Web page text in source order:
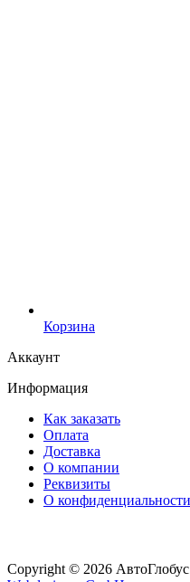
Корзина
Аккаунт
Информация
Как заказать
Оплата
Доставка
О компании
Реквизиты
О конфиденциальности
Copyright © 2026